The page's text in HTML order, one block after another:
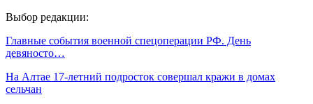
Выбор редакции:
Главные события военной спецоперации РФ. День
девяносто…
На Алтае 17-летний подросток совершал кражи в домах
сельчан